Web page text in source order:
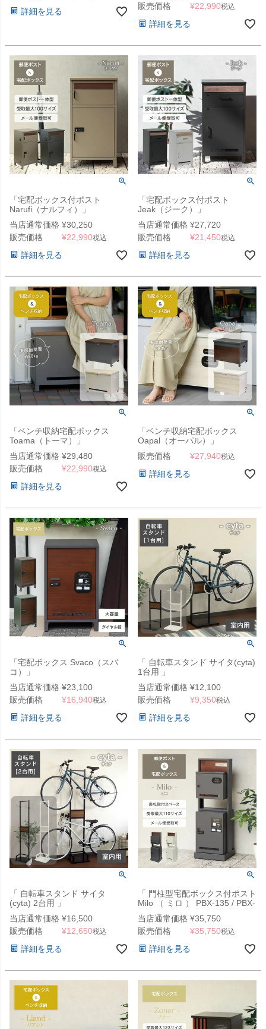
詳細を見る
販売価格
¥22,990税込
詳細を見る
「宅配ボックス付ポスト
Narufi（ナルフィ）」
当店通常価格 ¥30,250
販売価格
¥22,990税込
詳細を見る
「宅配ボックス付ポスト
Jeak（ジーク）」
当店通常価格 ¥27,720
販売価格
¥21,450税込
詳細を見る
「ベンチ収納宅配ボックス
Toama（トーマ）」
当店通常価格 ¥29,480
販売価格
¥22,990税込
詳細を見る
「ベンチ収納宅配ボックス
Oapal（オーパル）」
販売価格
¥27,940税込
詳細を見る
「宅配ボックス Svaco（スバ
コ）」
当店通常価格 ¥23,100
販売価格
¥16,940税込
詳細を見る
「 自転車スタンド サイタ(cyta)
1台用 」
当店通常価格 ¥12,100
販売価格
¥9,350税込
詳細を見る
「 自転車スタンド サイタ
(cyta) 2台用 」
当店通常価格 ¥16,500
販売価格
¥12,650税込
詳細を見る
「 門柱型宅配ボックス付ポスト
Milo （ ミロ ） PBX-135 / PBX-
136 」 工事不要な据え置き可能
タイプ
当店通常価格 ¥35,750
販売価格
¥35,750税込
詳細を見る